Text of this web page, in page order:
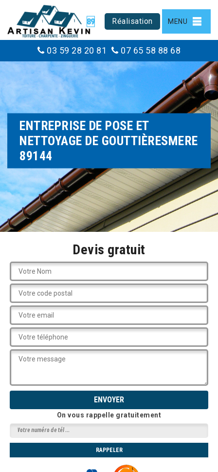
Réalisation MENU
03 59 28 20 81 07 65 58 88 68
ENTREPRISE DE POSE ET
NETTOYAGE DE GOUTTIÈRESMERE
89144
Devis gratuit
On vous rappelle gratuitement